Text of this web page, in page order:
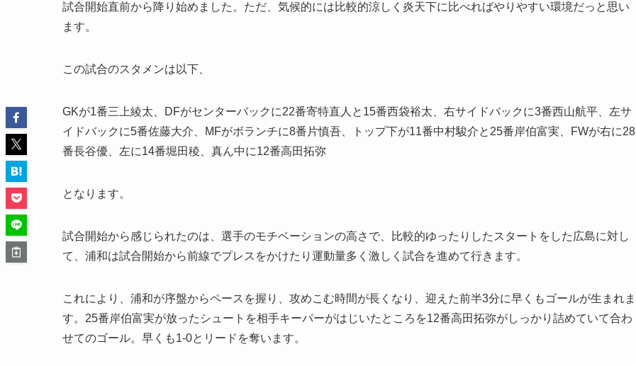
試合開始直前から降り始めました。ただ、気候的には比較的涼しく炎天下に比べればやりやすい環境だっと思い
ます。
この試合のスタメンは以下、
GKが1番三上綾太、DFがセンターバックに22番寄特直人と15番西袋裕太、右サイドバックに3番西山航平、左サ
イドバックに5番佐藤大介、MFがボランチに8番片慎吾、トップ下が11番中村駿介と25番岸伯富実、FWが右に28
番長谷優、左に14番堀田稜、真ん中に12番高田拓弥
となります。
試合開始から感じられたのは、選手のモチベーションの高さで、比較的ゆったりしたスタートをした広島に対し
て、浦和は試合開始から前線でプレスをかけたり運動量多く激しく試合を進めて行きます。
これにより、浦和が序盤からペースを握り、攻めこむ時間が長くなり、迎えた前半3分に早くもゴールが生まれま
す。25番岸伯富実が放ったシュートを相手キーパーがはじいたところを12番高田拓弥がしっかり詰めていて合わ
せてのゴール。早くも1-0とリードを奪います。